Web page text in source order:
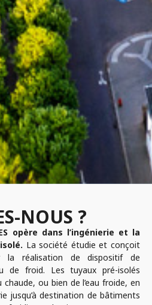
NOUS ?
opère dans l’ingénierie et la
La société étudie et conçoit
la réalisation de dispositif de
de froid. Les tuyaux pré-isolés
chaude, ou bien de l’eau froide, en
jusqu’à destination de bâtiments